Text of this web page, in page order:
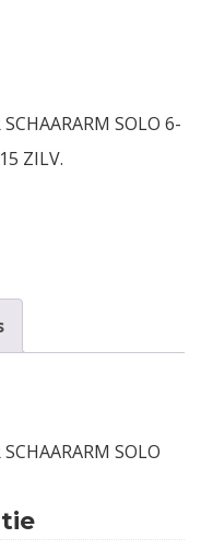
SOLO 6-
ZILV.
SOLO